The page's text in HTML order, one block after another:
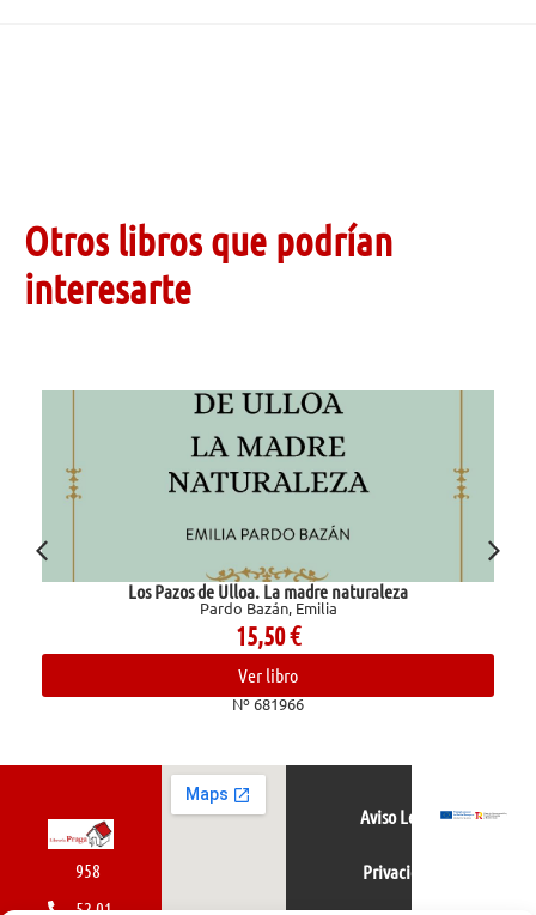
Otros libros que podrían
interesarte
Los Pazos de Ulloa. La madre naturaleza
Pardo Bazán, Emilia
15,50€
Ver libro
Nº 681966
958
52 01
Aviso Legal
Privacidad